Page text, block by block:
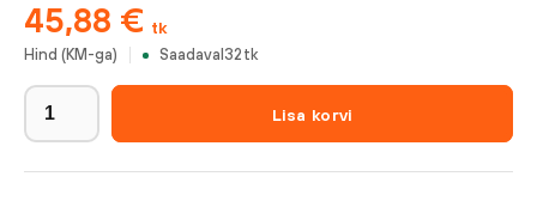
45,88 € tk
Hind (KM-ga) Saadaval 32 tk
Lisa korvi